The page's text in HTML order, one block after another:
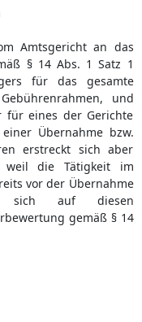
Amtsgericht an das
§ 14 Abs. 1 Satz 1
für das gesamte
und
für eines der Gerichte
Übernahme bzw.
erstreckt sich aber
weil die Tätigkeit im
vor der Übernahme
sich auf diesen
gemäß § 14